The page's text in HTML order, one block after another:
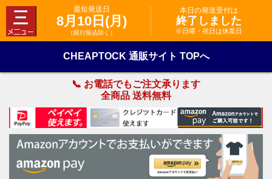
最短発送日
8月10日(月)
（銀行振込除く）
本日の発送受付は
終了しました
※日曜・祝日は休業日
CHEAPTOCK 通販サイト TOPへ
📞 お電話でもご注文承ります
全商品 送料無料